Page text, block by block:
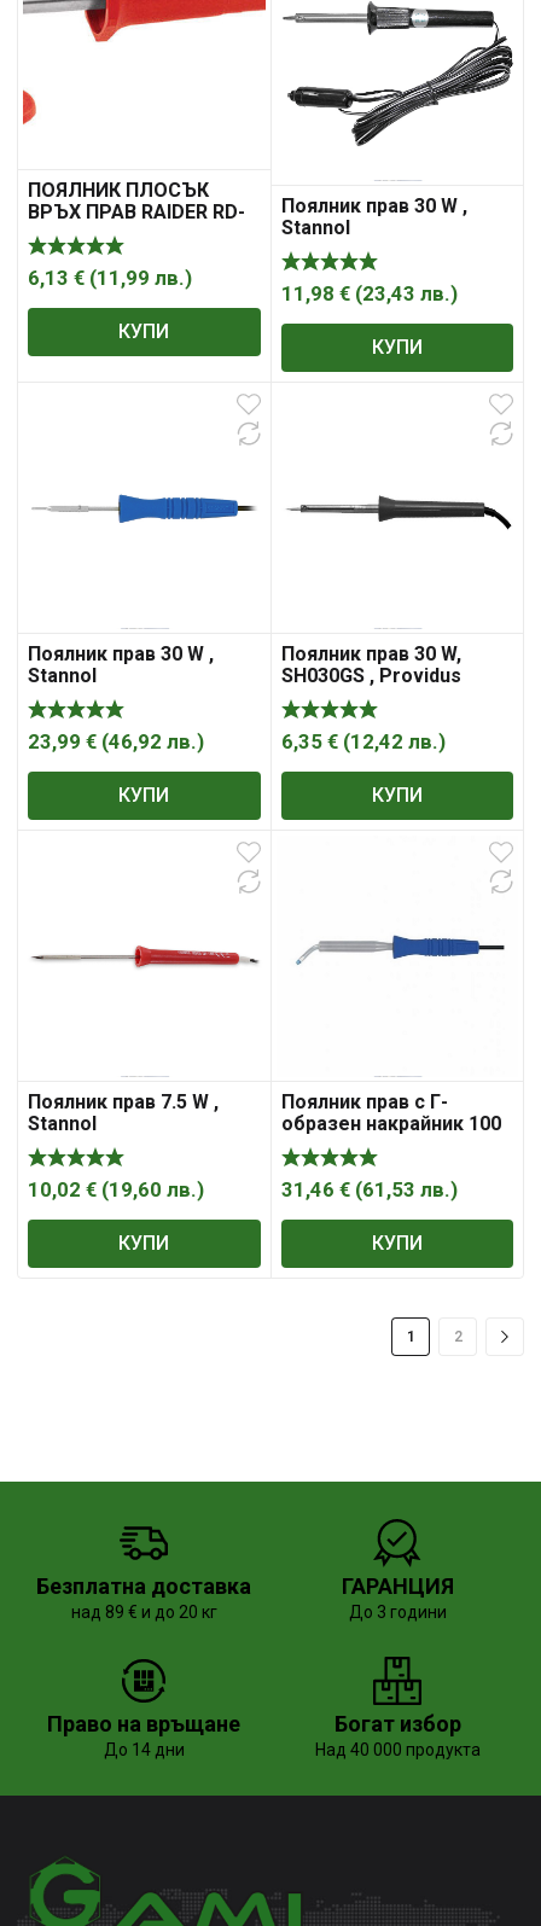
ПОЯЛНИК ПЛОСЪК
ВРЪХ ПРАВ RAIDER RD-
SI04
6,13 € (11,99 лв.)
КУПИ
Поялник прав 30 W ,
Stannol
11,98 € (23,43 лв.)
КУПИ
Поялник прав 30 W ,
Stannol
23,99 € (46,92 лв.)
КУПИ
Поялник прав 30 W,
SH030GS , Providus
6,35 € (12,42 лв.)
КУПИ
Поялник прав 7.5 W ,
Stannol
10,02 € (19,60 лв.)
КУПИ
Поялник прав с Г-
образен накрайник 100
W , Stannol
31,46 € (61,53 лв.)
КУПИ
1 2
Безплатна доставка
над 89 € и до 20 кг
ГАРАНЦИЯ
До 3 години
Право на връщане
До 14 дни
Богат избор
Над 40 000 продукта